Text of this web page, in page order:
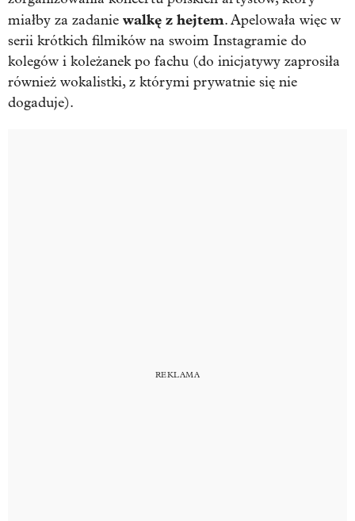
miałby za zadanie walkę z hejtem. Apelowała więc w
serii krótkich filmików na swoim Instagramie do
kolegów i koleżanek po fachu (do inicjatywy zaprosiła
również wokalistki, z którymi prywatnie się nie
dogaduje).